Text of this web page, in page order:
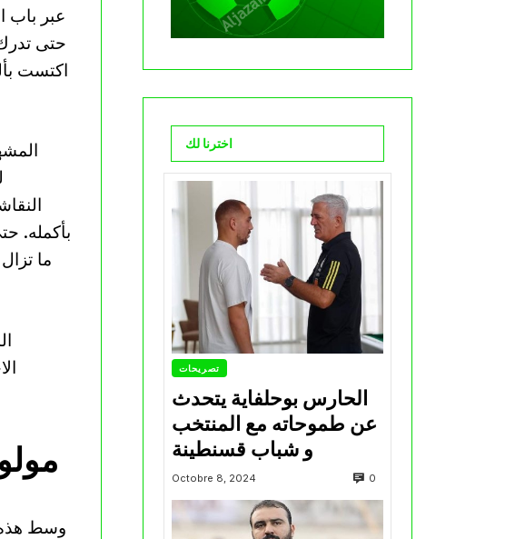
عبر باب
حتى تدرك
اكتست
بأكمله.
ما
وسط هذه
اخترنا لك
تصريحات
الحارس بوحلفاية يتحدث
عن طموحاته مع المنتخب
و شباب قسنطينة
Octobre 8, 2024 0